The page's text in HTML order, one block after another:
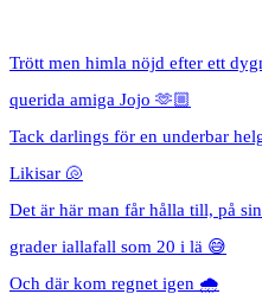
Trött men himla nöjd efter ett
querida amiga Jojo 🫶🏼
Tack darlings för en underbar
Likisar 🐚
Det är här man får hålla till, på
grader iallafall som 20 i lä 😅
Och där kom regnet igen 🌧️